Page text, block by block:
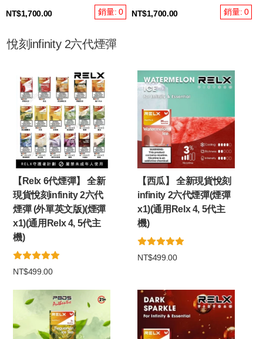
NT$1,700.00 銷量: 0 NT$1,700.00 銷量: 0
悅刻infinity 2六代煙彈
【Relx 6代煙彈】 全新
現貨悅刻infinity 2六代
煙彈 (外單英文版)(煙彈
x1)(通用Relx 4, 5代主
機)
NT$499.00
【西瓜】 全新現貨悅刻
infinity 2六代煙彈(煙彈
x1)(通用Relx 4, 5代主
機)
NT$499.00